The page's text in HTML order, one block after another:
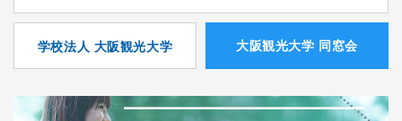
学校法人 大阪観光大学 ⼤阪観光⼤学 同窓会